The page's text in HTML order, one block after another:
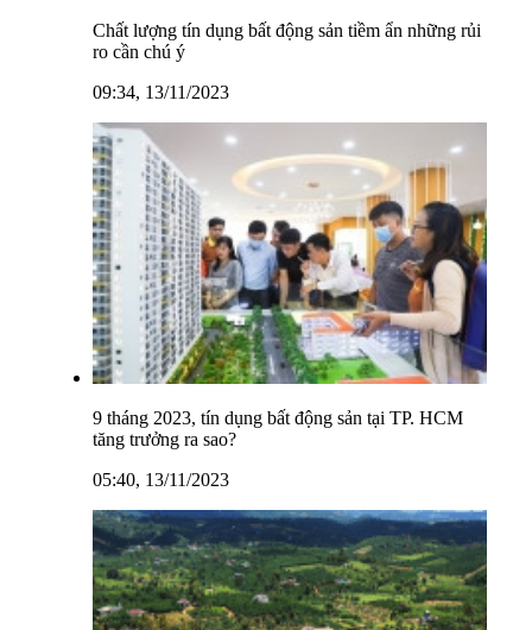
Chất lượng tín dụng bất động sản tiềm ẩn những rủi
ro cần chú ý
09:34, 13/11/2023
9 tháng 2023, tín dụng bất động sản tại TP. HCM
tăng trưởng ra sao?
05:40, 13/11/2023